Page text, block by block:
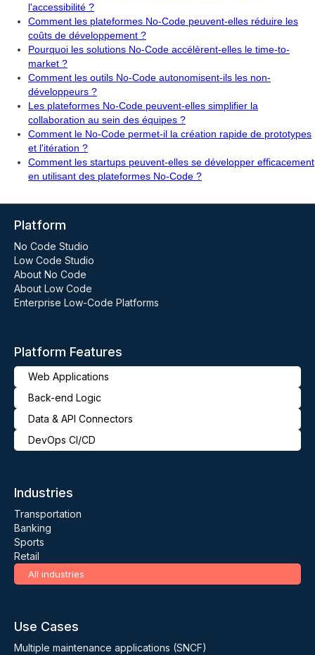
l'accessibilité ?
Comment les plateformes No-Code peuvent-elles réduire les
coûts de développement ?
Pourquoi les solutions No-Code accélèrent-elles le time-to-
market ?
Comment les outils No-Code autonomisent-ils les non-
développeurs ?
Les plateformes No-Code peuvent-elles simplifier la
collaboration au sein des équipes ?
Comment le No-Code permet-il la création rapide de prototypes
et l'itération ?
Comment les startups peuvent-elles se développer efficacement
en utilisant des plateformes No-Code ?
Platform
No Code Studio
Low Code Studio
About No Code
About Low Code
Enterprise Low-Code Platforms
Platform Features
Web Applications
Back-end Logic
Data & API Connectors
DevOps CI/CD
Industries
Transportation
Banking
Sports
Retail
All industries
Use Cases
Multiple maintenance applications (SNCF)